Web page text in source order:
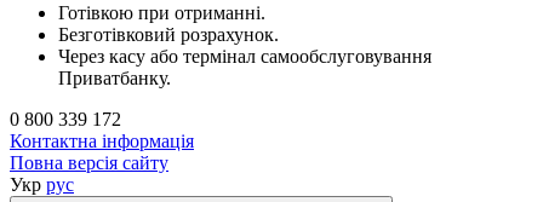
Готівкою при отриманні.
Безготівковий розрахунок.
Через касу або термінал самообслуговування
Приватбанку.
0 800 339 172
Контактна інформація
Повна версія сайту
Укр рус